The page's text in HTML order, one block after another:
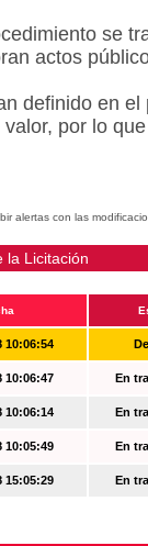
se
actos
definido en
valor, por lo
alertas con las
la Licitación
10:06:54
10:06:47 En
10:06:14 En
10:05:49 En
15:05:29 En